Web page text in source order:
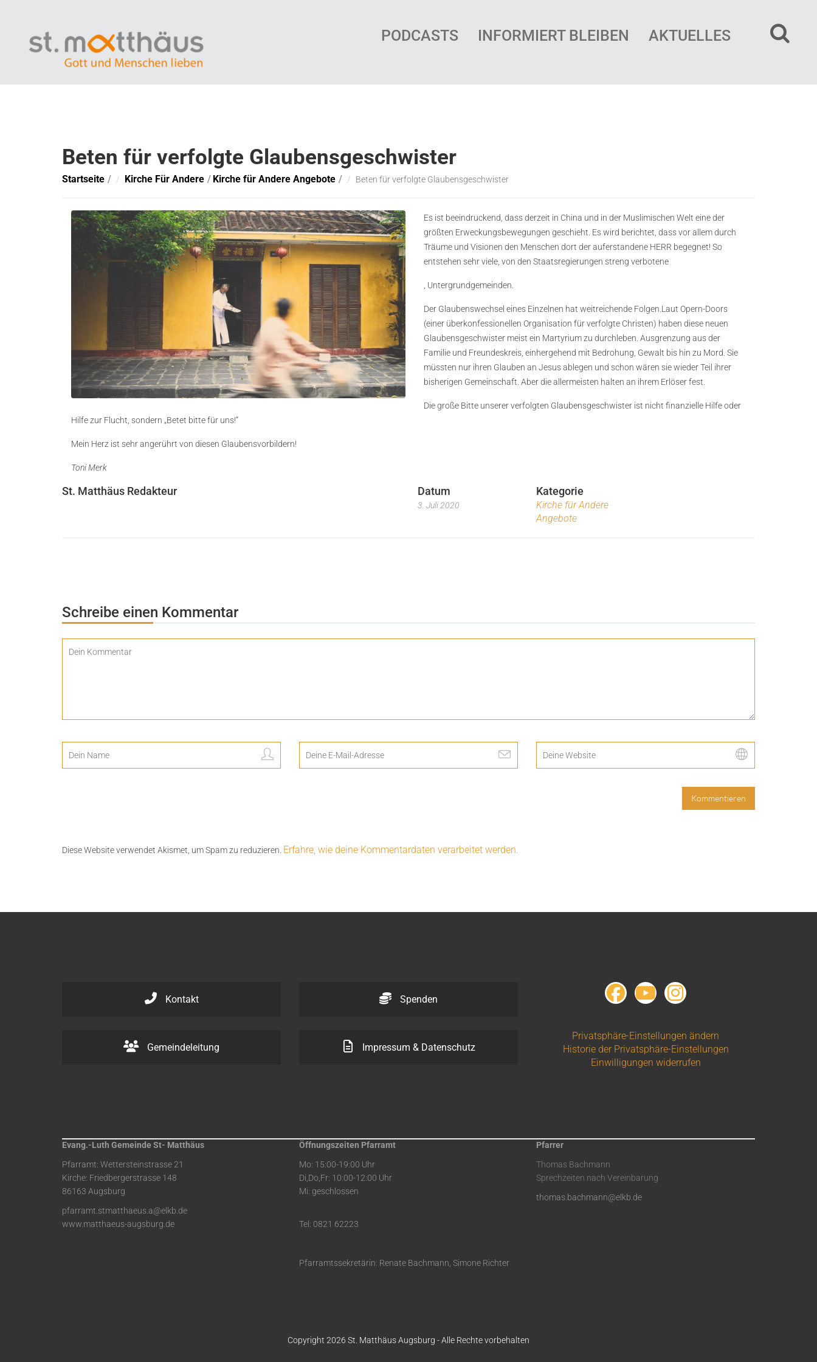
PODCASTS INFORMIERT BLEIBEN AKTUELLES
Beten für verfolgte Glaubensgeschwister
Startseite Kirche Für Andere Kirche für Andere Angebote Beten für verfolgte Glaubensgeschwister
Es ist beeindruckend, dass derzeit in China und in der Muslimischen Welt eine der
größten Erweckungsbewegungen geschieht. Es wird berichtet, dass vor allem durch
Träume und Visionen den Menschen dort der auferstandene HERR begegnet! So
entstehen sehr viele, von den Staatsregierungen streng verbotene
, Untergrundgemeinden.
Der Glaubenswechsel eines Einzelnen hat weitreichende Folgen.Laut Opern-Doors
(einer überkonfessionellen Organisation für verfolgte Christen) haben diese neuen
Glaubensgeschwister meist ein Martyrium zu durchleben. Ausgrenzung aus der
Familie und Freundeskreis, einhergehend mit Bedrohung, Gewalt bis hin zu Mord. Sie
müssten nur ihren Glauben an Jesus ablegen und schon wären sie wieder Teil ihrer
bisherigen Gemeinschaft. Aber die allermeisten halten an ihrem Erlöser fest.
Die große Bitte unserer verfolgten Glaubensgeschwister ist nicht finanzielle Hilfe oder
Hilfe zur Flucht, sondern „Betet bitte für uns!“
Mein Herz ist sehr angerührt von diesen Glaubensvorbildern!
Toni Merk
St. Matthäus Redakteur Datum
3. Juli 2020
Kategorie
Kirche für Andere
Angebote
Schreibe einen Kommentar
Diese Website verwendet Akismet, um Spam zu reduzieren. Erfahre, wie deine Kommentardaten verarbeitet werden.
Kontakt
Gemeindeleitung
Spenden
Impressum & Datenschutz
Privatsphäre-Einstellungen ändern
Historie der Privatsphäre-Einstellungen
Einwilligungen widerrufen
Evang.-Luth Gemeinde St- Matthäus
Pfarramt: Wettersteinstrasse 21
Kirche: Friedbergerstrasse 148
86163 Augsburg
pfarramt.stmatthaeus.a@elkb.de
www.matthaeus-augsburg.de
Öffnungszeiten Pfarramt
Mo: 15:00-19:00 Uhr
Di,Do,Fr: 10:00-12:00 Uhr
Mi: geschlossen
Tel: 0821 62223
Pfarramtssekretärin: Renate Bachmann, Simone Richter
Pfarrer
Thomas Bachmann
Sprechzeiten nach Vereinbarung
thomas.bachmann@elkb.de
Copyright 2026 St. Matthäus Augsburg - Alle Rechte vorbehalten